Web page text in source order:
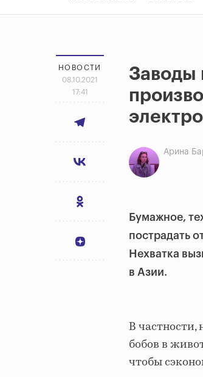
НОВОСТИ
08.10.2021
17:41
Заводы
Арина
Бумажное,
пострадать
Нехватка
в Азии.
В
бобов в
чтобы